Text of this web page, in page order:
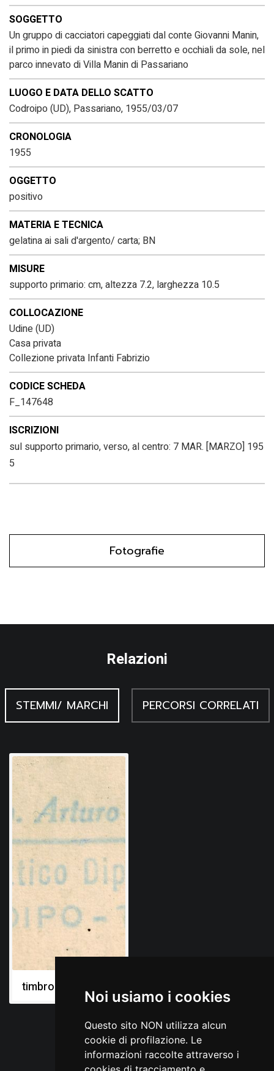
Noi usiamo i cookies
Questo sito NON utilizza alcun
cookie di profilazione. Le
informazioni raccolte attraverso i
SOGGETTO
Un gruppo di cacciatori capeggiati dal conte Giovanni Manin,
il primo in piedi da sinistra con berretto e occhiali da sole, nel
parco innevato di Villa Manin di Passariano
LUOGO E DATA DELLO SCATTO
Codroipo (UD), Passariano, 1955/03/07
CRONOLOGIA
1955
OGGETTO
positivo
MATERIA E TECNICA
gelatina ai sali d'argento/ carta; BN
MISURE
supporto primario: cm, altezza 7.2, larghezza 10.5
COLLOCAZIONE
Udine (UD)
Casa privata
Collezione privata Infanti Fabrizio
CODICE SCHEDA
F_147648
ISCRIZIONI
sul supporto primario, verso, al centro: 7 MAR. [MARZO] 195
5
Fotografie
Relazioni
STEMMI/ MARCHI PERCORSI CORRELATI
timbro